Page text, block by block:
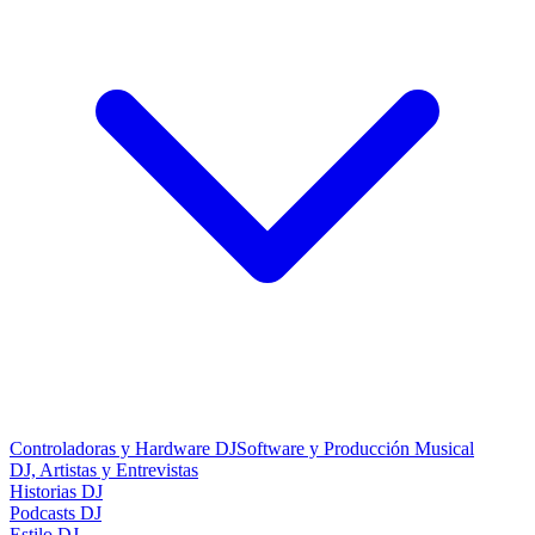
Controladoras y Hardware DJSoftware y Producción Musical
DJ, Artistas y Entrevistas
Historias DJ
Podcasts DJ